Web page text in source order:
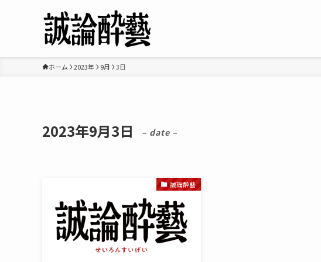
ホーム 2023年 9月 3日
2023年9月3日 – date –
誠論酔藝